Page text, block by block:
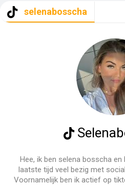
selenabosscha
Hee, ik ben selena bosscha en
laatste tijd veel bezig met
Voornamelijk ben ik actief op